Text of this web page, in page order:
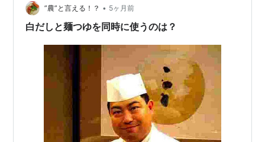
ル。 私には少し甘みが強く感じられるので、使うときは
「つゆ」を控えめにして、少し…
”農”と言える！？ • 5ヶ月前
白だしと麺つゆを同時に使うのは？